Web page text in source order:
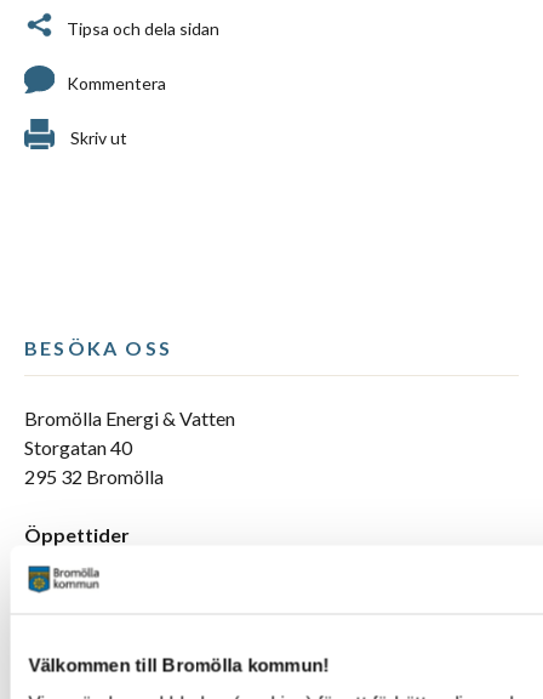
Välkommen till Bromölla kommun!
Tipsa och dela sidan
Kommentera
Skriv ut
BESÖKA OSS
Bromölla Energi & Vatten
Storgatan 40
295 32 Bromölla
Öppettider
Vardagar 10:00-12:00
Lunchstängt 12:00-13:00